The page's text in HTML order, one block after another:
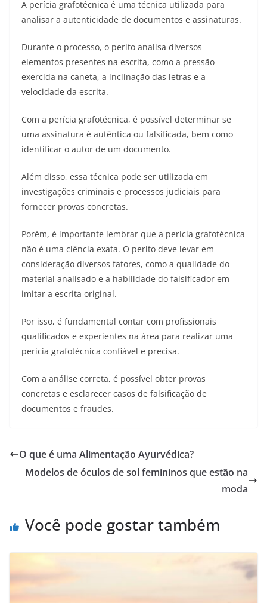
A perícia grafotécnica é uma técnica utilizada para
analisar a autenticidade de documentos e assinaturas.
Durante o processo, o perito analisa diversos
elementos presentes na escrita, como a pressão
exercida na caneta, a inclinação das letras e a
velocidade da escrita.
Com a perícia grafotécnica, é possível determinar se
uma assinatura é autêntica ou falsificada, bem como
identificar o autor de um documento.
Além disso, essa técnica pode ser utilizada em
investigações criminais e processos judiciais para
fornecer provas concretas.
Porém, é importante lembrar que a perícia grafotécnica
não é uma ciência exata. O perito deve levar em
consideração diversos fatores, como a qualidade do
material analisado e a habilidade do falsificador em
imitar a escrita original.
Por isso, é fundamental contar com profissionais
qualificados e experientes na área para realizar uma
perícia grafotécnica confiável e precisa.
Com a análise correta, é possível obter provas
concretas e esclarecer casos de falsificação de
documentos e fraudes.
O que é uma Alimentação Ayurvédica?
Modelos de óculos de sol femininos que estão na
moda
Você pode gostar também